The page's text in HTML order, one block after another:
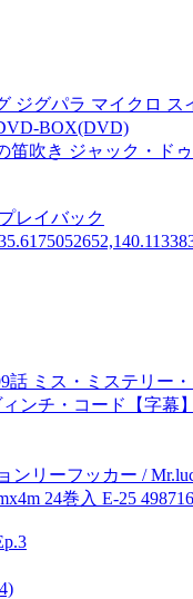
ジグパラ マイクロ ス
BOX(DVD)
笛吹き ジャック・
レイバック
話 ミス・ミステリー
ンチ・コード【字幕
ンリーフッカー /
24巻入 E-25